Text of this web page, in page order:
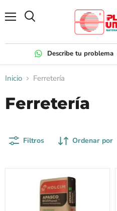
Describe tu problema
Inicio Ferretería
Ferretería
Filtros Ordenar por